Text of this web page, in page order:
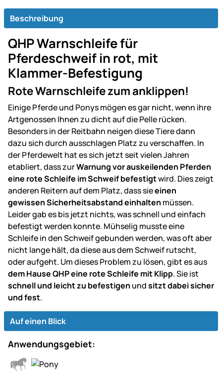
Beschreibung
QHP Warnschleife für
Pferdeschweif in rot, mit
Klammer-Befestigung
Rote Warnschleife zum anklippen!
Einige Pferde und Ponys mögen es gar nicht, wenn ihre
Artgenossen Ihnen zu dicht auf die Pelle rücken.
Besonders in der Reitbahn neigen diese Tiere dann
dazu sich durch ausschlagen Platz zu verschaffen. In
der Pferdewelt hat es sich jetzt seit vielen Jahren
etabliert, dass zurWarnung vor auskeilenden Pferden
eine rote Schleife im Schweif befestigtwird. Dies zeigt
anderen Reitern auf dem Platz, dass sieeinen
gewissen Sicherheitsabstand einhalten müssen.
Leider gab es bis jetzt nichts, was schnell und einfach
befestigt werden konnte. Mühselig musste eine
Schleife in den Schweif gebunden werden, was oft aber
nicht lange hält, da diese aus dem Schweif rutscht,
oder aufgeht. Um dieses Problem zu lösen, gibt es aus
dem Hause QHPeine rote Schleife mit Klipp. Sie ist
schnell und leicht zu befestigen undsitzt dabei sicher
und fest.
Auf einen Blick
Anwendungsgebiet: